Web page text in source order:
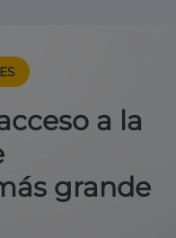
a la
grande